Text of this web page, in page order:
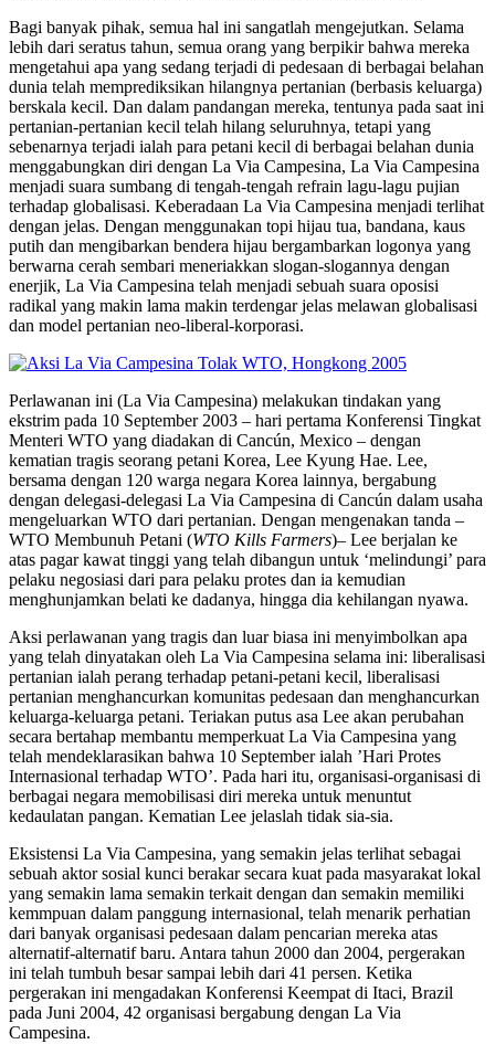
Bagi banyak pihak, semua hal ini sangatlah mengejutkan. Selama
lebih dari seratus tahun, semua orang yang berpikir bahwa mereka
mengetahui apa yang sedang terjadi di pedesaan di berbagai belahan
dunia telah memprediksikan hilangnya pertanian (berbasis keluarga)
berskala kecil. Dan dalam pandangan mereka, tentunya pada saat ini
pertanian-pertanian kecil telah hilang seluruhnya, tetapi yang
sebenarnya terjadi ialah para petani kecil di berbagai belahan dunia
menggabungkan diri dengan La Via Campesina, La Via Campesina
menjadi suara sumbang di tengah-tengah refrain lagu-lagu pujian
terhadap globalisasi. Keberadaan La Via Campesina menjadi terlihat
dengan jelas. Dengan menggunakan topi hijau tua, bandana, kaus
putih dan mengibarkan bendera hijau bergambarkan logonya yang
berwarna cerah sembari meneriakkan slogan-slogannya dengan
enerjik, La Via Campesina telah menjadi sebuah suara oposisi
radikal yang makin lama makin terdengar jelas melawan globalisasi
dan model pertanian neo-liberal-korporasi.
Perlawanan ini (La Via Campesina) melakukan tindakan yang
ekstrim pada 10 September 2003 – hari pertama Konferensi Tingkat
Menteri WTO yang diadakan di Cancún, Mexico – dengan
kematian tragis seorang petani Korea, Lee Kyung Hae. Lee,
bersama dengan 120 warga negara Korea lainnya, bergabung
dengan delegasi-delegasi La Via Campesina di Cancún dalam usaha
mengeluarkan WTO dari pertanian. Dengan mengenakan tanda –
WTO Membunuh Petani (WTO Kills Farmers)– Lee berjalan ke
atas pagar kawat tinggi yang telah dibangun untuk ‘melindungi’ para
pelaku negosiasi dari para pelaku protes dan ia kemudian
menghunjamkan belati ke dadanya, hingga dia kehilangan nyawa.
Aksi perlawanan yang tragis dan luar biasa ini menyimbolkan apa
yang telah dinyatakan oleh La Via Campesina selama ini: liberalisasi
pertanian ialah perang terhadap petani-petani kecil, liberalisasi
pertanian menghancurkan komunitas pedesaan dan menghancurkan
keluarga-keluarga petani. Teriakan putus asa Lee akan perubahan
secara bertahap membantu memperkuat La Via Campesina yang
telah mendeklarasikan bahwa 10 September ialah ’Hari Protes
Internasional terhadap WTO’. Pada hari itu, organisasi-organisasi di
berbagai negara memobilisasi diri mereka untuk menuntut
kedaulatan pangan. Kematian Lee jelaslah tidak sia-sia.
Eksistensi La Via Campesina, yang semakin jelas terlihat sebagai
sebuah aktor sosial kunci berakar secara kuat pada masyarakat lokal
yang semakin lama semakin terkait dengan dan semakin memiliki
kemmpuan dalam panggung internasional, telah menarik perhatian
dari banyak organisasi pedesaan dalam pencarian mereka atas
alternatif-alternatif baru. Antara tahun 2000 dan 2004, pergerakan
ini telah tumbuh besar sampai lebih dari 41 persen. Ketika
pergerakan ini mengadakan Konferensi Keempat di Itaci, Brazil
pada Juni 2004, 42 organisasi bergabung dengan La Via
Campesina.